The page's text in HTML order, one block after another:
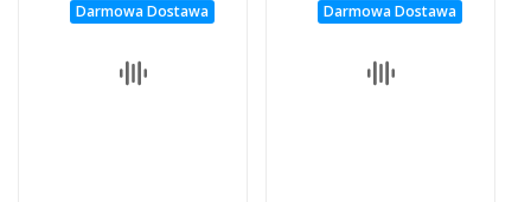
Darmowa Dostawa
Darmowa Dostawa